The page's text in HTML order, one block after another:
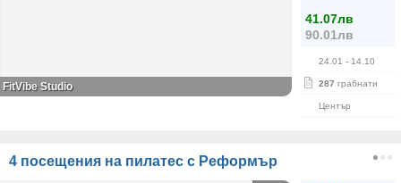
41.07лв
90.01лв
24.01 - 14.10
287 грабнати
Център
FitVibe Studio
4 посещения на пилатес с Реформър